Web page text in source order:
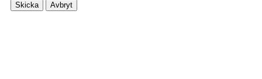
Skicka Avbryt